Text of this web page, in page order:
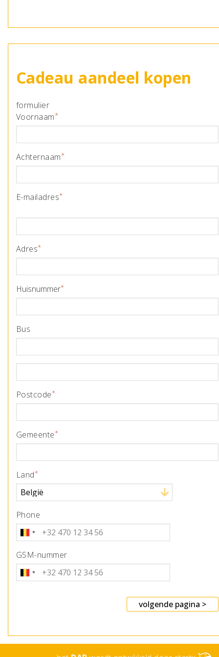
Cadeau aandeel kopen
formulier
Voornaam
Achternaam
E-mailadres
Adres
Huisnummer
Bus
Postcode
Gemeente
Land
Phone
Telefoonnummer
GSM-nummer
Telefoonnummer
volgende pagina >